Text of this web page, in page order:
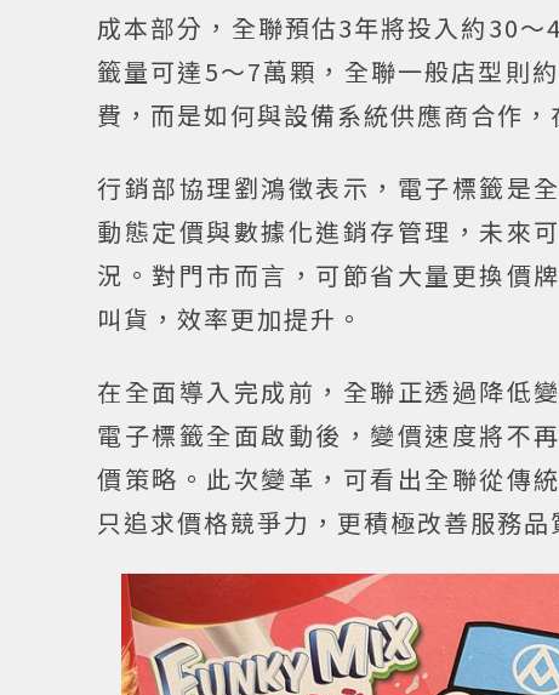
成本部分，全聯預估3年將投入約30
籤量可達5～7萬顆，全聯一般店型則
費，而是如何與設備系統供應商合作
行銷部協理劉鴻徵表示，電子標籤是
動態定價與數據化進銷存管理，未來
況。對門市而言，可節省大量更換價
叫貨，效率更加提升。
在全面導入完成前，全聯正透過降低
電子標籤全面啟動後，變價速度將不
價策略。此次變革，可看出全聯從傳
只追求價格競爭力，更積極改善服務品